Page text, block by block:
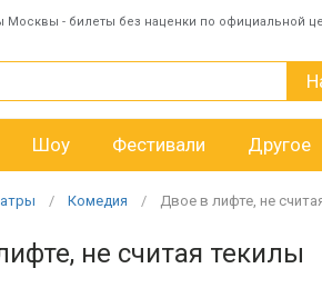
- билеты без наценки по официальной
Шоу Фестивали Другое
Комедия Двое в лифте, не
не считая текилы